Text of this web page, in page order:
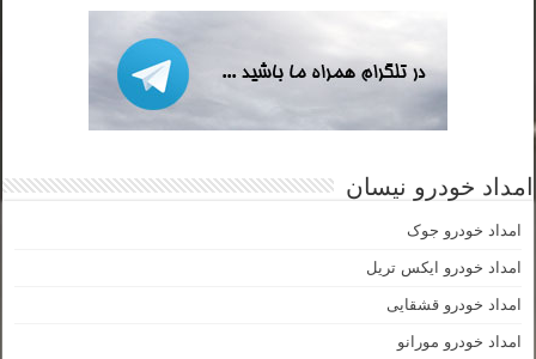
امداد خودرو نیسان
امداد خودرو جوک
امداد خودرو ایکس تریل
امداد خودرو قشقایی
امداد خودرو مورانو